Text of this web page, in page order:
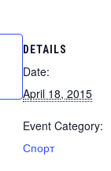
DETAILS
Date:
April 18, 2015
Event Category:
Спорт